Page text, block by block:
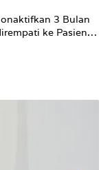
3 Bulan
ke Pasien